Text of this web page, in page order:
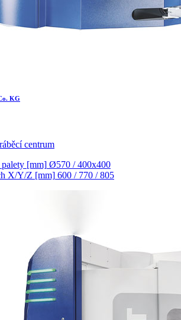
KG
centrum
[mm] Ø570 / 400x400
X/Y/Z [mm] 600 / 770 / 805